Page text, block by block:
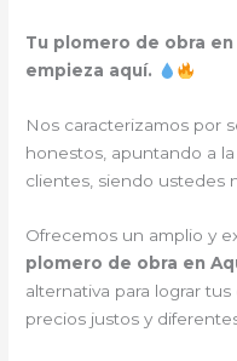
Tu plomero de obra
empieza aquí.
Nos caracterizamos por
honestos, apuntando a
clientes, siendo ustedes
Ofrecemos un amplio y
plomero de obra en
alternativa para lograr
precios justos y